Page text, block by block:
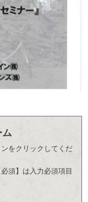
ム
をクリックしてくだ
須】は入力必須項目